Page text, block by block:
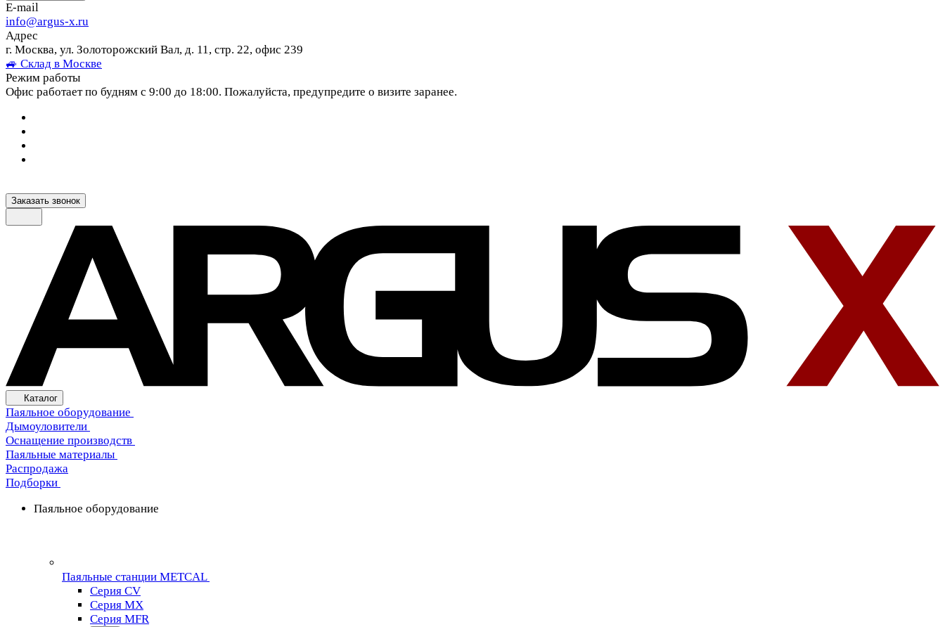
E-mail
info@argus-x.ru
Адрес
г. Москва, ул. Золоторожский Вал, д. 11, стр. 22, офис 239
🚙 Склад в Москве
Режим работы
Офис работает по будням с 9:00 до 18:00. Пожалуйста, предупредите о визите заранее.
Заказать звонок
Каталог
Паяльное оборудование
Дымоуловители
Оснащение производств
Паяльные материалы
Распродажа
Подборки
Паяльное оборудование
Паяльные станции METCAL
Серия CV
Серия MX
Серия MFR